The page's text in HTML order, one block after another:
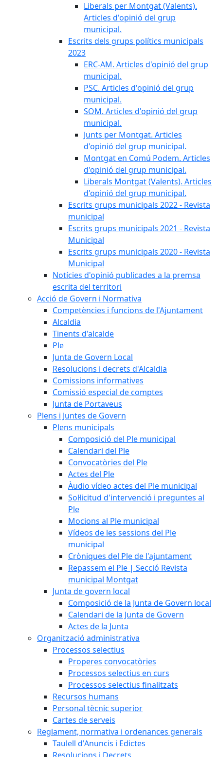
Liberals per Montgat (Valents).
Articles d'opinió del grup
municipal.
Escrits dels grups polítics municipals
2023
ERC-AM. Articles d'opinió del grup
municipal.
PSC. Articles d'opinió del grup
municipal.
SOM. Articles d'opinió del grup
municipal.
Junts per Montgat. Articles
d'opinió del grup municipal.
Montgat en Comú Podem. Articles
d'opinió del grup municipal.
Liberals Montgat (Valents). Articles
d'opinió del grup municipal.
Escrits grups municipals 2022 - Revista
municipal
Escrits grups municipals 2021 - Revista
Municipal
Escrits grups municipals 2020 - Revista
Municipal
Notícies d'opinió publicades a la premsa
escrita del territori
Acció de Govern i Normativa
Competències i funcions de l'Ajuntament
Alcaldia
Tinents d'alcalde
Ple
Junta de Govern Local
Resolucions i decrets d'Alcaldia
Comissions informatives
Comissió especial de comptes
Junta de Portaveus
Plens i Juntes de Govern
Plens municipals
Composició del Ple municipal
Calendari del Ple
Convocatòries del Ple
Actes del Ple
Àudio vídeo actes del Ple municipal
Sol·licitud d'intervenció i preguntes al
Ple
Mocions al Ple municipal
Vídeos de les sessions del Ple
municipal
Cròniques del Ple de l'ajuntament
Repassem el Ple | Secció Revista
municipal Montgat
Junta de govern local
Composició de la Junta de Govern local
Calendari de la Junta de Govern
Actes de la Junta
Organització administrativa
Processos selectius
Properes convocatòries
Processos selectius en curs
Processos selectius finalitzats
Recursos humans
Personal tècnic superior
Cartes de serveis
Reglament, normativa i ordenances generals
Taulell d'Anuncis i Edictes